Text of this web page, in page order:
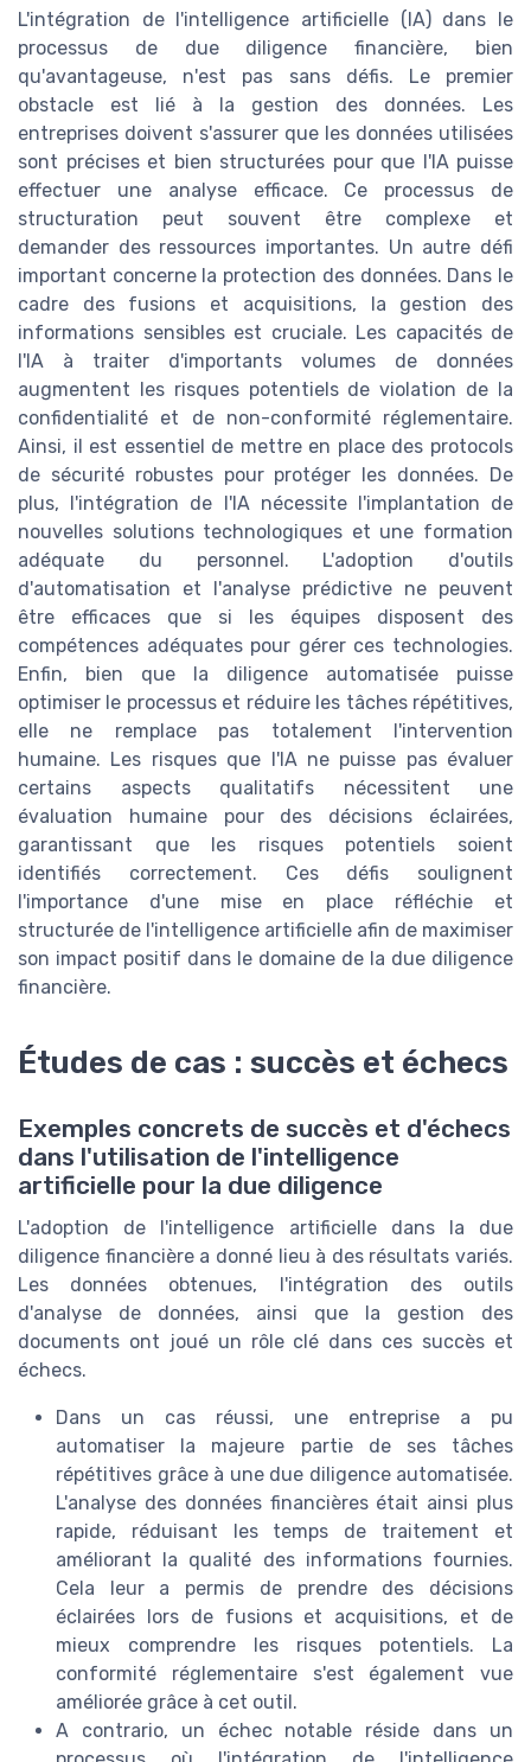
L'intégration de l'intelligence artificielle (IA) dans le
processus de due diligence financière, bien
qu'avantageuse, n'est pas sans défis. Le premier
obstacle est lié à la gestion des données. Les
entreprises doivent s'assurer que les données utilisées
sont précises et bien structurées pour que l'IA puisse
effectuer une analyse efficace. Ce processus de
structuration peut souvent être complexe et
demander des ressources importantes. Un autre défi
important concerne la protection des données. Dans le
cadre des fusions et acquisitions, la gestion des
informations sensibles est cruciale. Les capacités de
l'IA à traiter d'importants volumes de données
augmentent les risques potentiels de violation de la
confidentialité et de non-conformité réglementaire.
Ainsi, il est essentiel de mettre en place des protocols
de sécurité robustes pour protéger les données. De
plus, l'intégration de l'IA nécessite l'implantation de
nouvelles solutions technologiques et une formation
adéquate du personnel. L'adoption d'outils
d'automatisation et l'analyse prédictive ne peuvent
être efficaces que si les équipes disposent des
compétences adéquates pour gérer ces technologies.
Enfin, bien que la diligence automatisée puisse
optimiser le processus et réduire les tâches répétitives,
elle ne remplace pas totalement l'intervention
humaine. Les risques que l'IA ne puisse pas évaluer
certains aspects qualitatifs nécessitent une
évaluation humaine pour des décisions éclairées,
garantissant que les risques potentiels soient
identifiés correctement. Ces défis soulignent
l'importance d'une mise en place réfléchie et
structurée de l'intelligence artificielle afin de maximiser
son impact positif dans le domaine de la due diligence
financière.
Études de cas : succès et échecs
Exemples concrets de succès et d'échecs
dans l'utilisation de l'intelligence
artificielle pour la due diligence
L'adoption de l'intelligence artificielle dans la due
diligence financière a donné lieu à des résultats variés.
Les données obtenues, l'intégration des outils
d'analyse de données, ainsi que la gestion des
documents ont joué un rôle clé dans ces succès et
échecs.
Dans un cas réussi, une entreprise a pu
automatiser la majeure partie de ses tâches
répétitives grâce à une due diligence automatisée.
L'analyse des données financières était ainsi plus
rapide, réduisant les temps de traitement et
améliorant la qualité des informations fournies.
Cela leur a permis de prendre des décisions
éclairées lors de fusions et acquisitions, et de
mieux comprendre les risques potentiels. La
conformité réglementaire s'est également vue
améliorée grâce à cet outil.
A contrario, un échec notable réside dans un